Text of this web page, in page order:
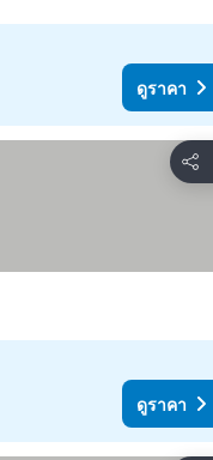
ดูราคา
แชร์
ดูราคา